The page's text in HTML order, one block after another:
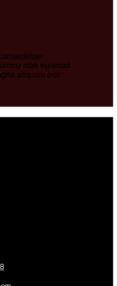
nibh euismod
aliquam erat